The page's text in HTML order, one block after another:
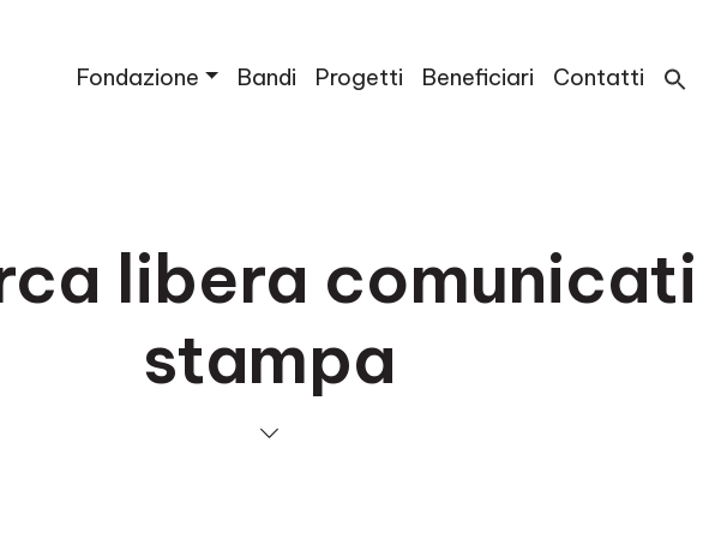
Fondazione Bandi Progetti Beneficiari Contatti
libera comunicati
stampa